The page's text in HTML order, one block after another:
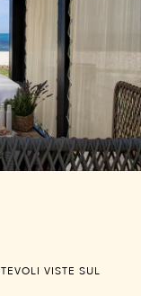
VISTE SUL